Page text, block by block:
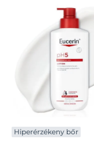
kiszáradjon és
Az Eucerin pH5
száraz, érzékeny
fejlesztették ki.
értékét és
környezeti
csökken. Számos
Hiperérzékeny bőr